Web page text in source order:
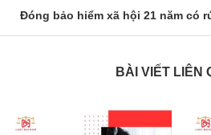
Đóng bảo hiểm xã hội 21 năm có
BÀI VIẾT LIÊN